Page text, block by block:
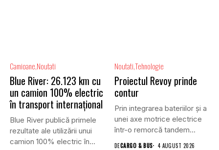
Camioane Noutati
Blue River: 26.123 km cu
un camion 100% electric
în transport internațional
Blue River publică primele
rezultate ale utilizării unui
camion 100% electric în...
NoutatiTehnologie
Proiectul Revoy prinde
contur
Prin integrarea bateriilor și a
unei axe motrice electrice
într-o remorcă tandem...
DECARGO & BUS 4 AUGUST 2026